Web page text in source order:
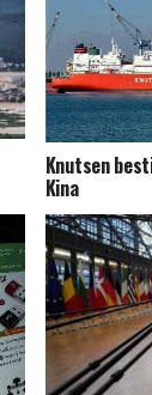
Knutsen
Kina